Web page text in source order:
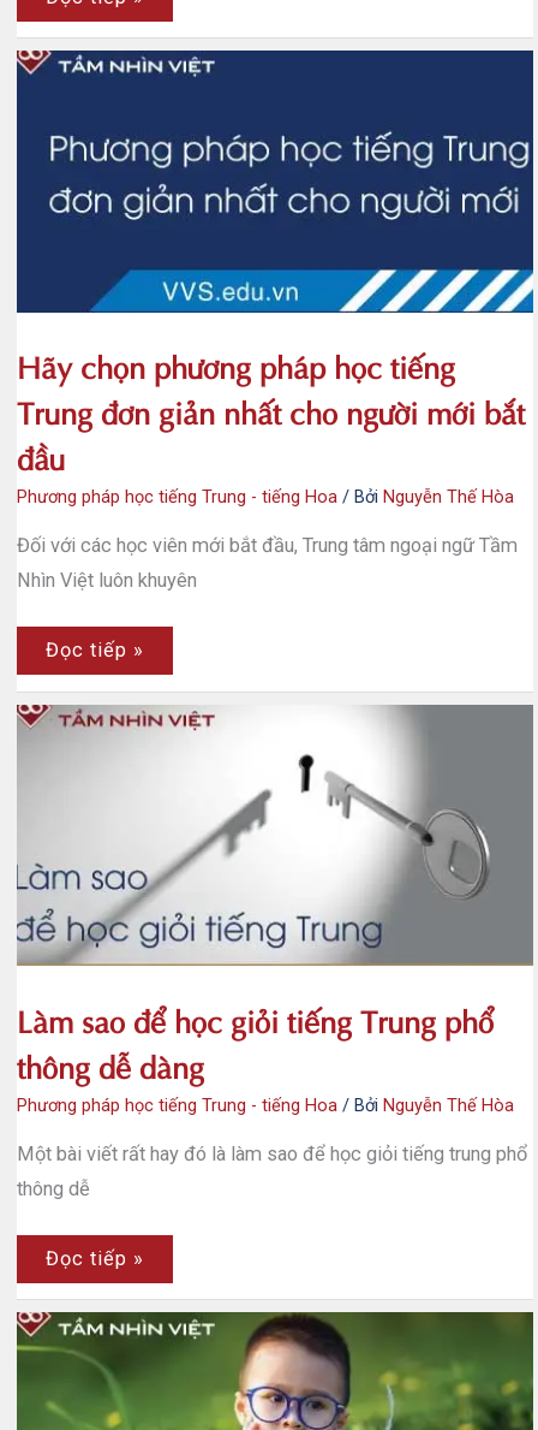
hiểu
cách
học
nghe
được
sử
dụng
nhiều
nhất
Hãy chọn phương pháp học tiếng
Trung đơn giản nhất cho người mới bắt
đầu
Phương pháp học tiếng Trung - tiếng Hoa/ Bởi Nguyễn Thế Hòa
Đối với các học viên mới bắt đầu, Trung tâm ngoại ngữ Tầm
Nhìn Việt luôn khuyên
Hãy
phương
pháp
học
mới
đầu
Đọc tiếp »
Làm sao để học giỏi tiếng Trung phổ
thông dễ dàng
Phương pháp học tiếng Trung - tiếng Hoa/ Bởi Nguyễn Thế Hòa
Một bài viết rất hay đó là làm sao để học giỏi tiếng trung phổ
thông dễ
Làm
để
học
giỏi
tiếng
thông
Đọc tiếp »